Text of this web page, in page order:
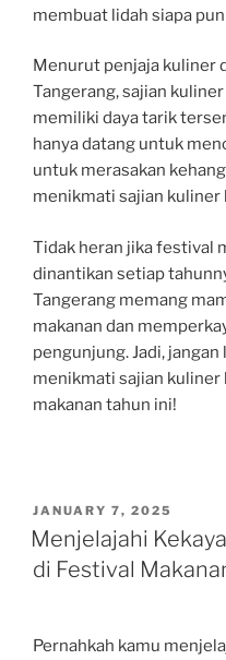
membuat lidah siapa
Menurut penjaja kuliner
Tangerang, sajian
memiliki daya tarik
hanya datang untuk
untuk merasakan
menikmati sajian kuliner
Tidak heran jika festival
dinantikan setiap
Tangerang memang
makanan dan
pengunjung. Jadi,
menikmati sajian kuliner
makanan tahun ini!
POSTED
ON
JANUARY 7, 2025
Menjelajahi
di Festival
Pernahkah kamu